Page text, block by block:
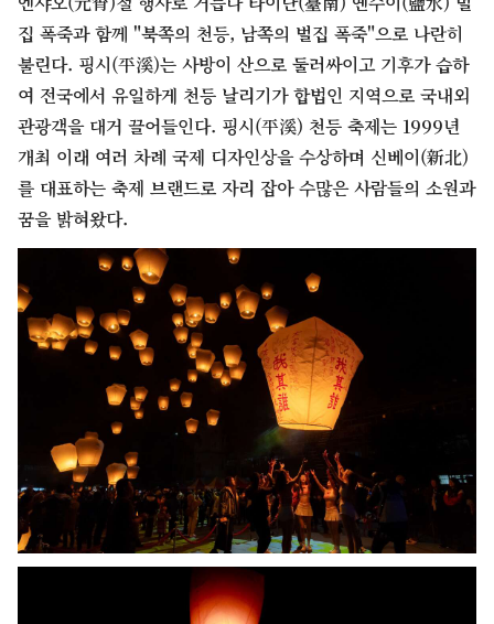
집 폭죽과 함께 "북쪽의 천등, 남쪽의 벌집 폭죽"으로 나란히
불린다. 핑시(平溪)는 사방이 산으로 둘러싸이고 기후가 습하
여 전국에서 유일하게 천등 날리기가 합법인 지역으로 국내외
관광객을 대거 끌어들인다. 핑시(平溪) 천등 축제는 1999년
개최 이래 여러 차례 국제 디자인상을 수상하며 신베이(新北)
를 대표하는 축제 브랜드로 자리 잡아 수많은 사람들의 소원과
꿈을 밝혀왔다.